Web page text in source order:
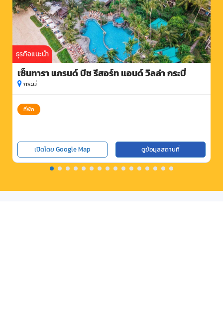
ธุรกิจแนะนำ
เซ็นทารา แกรนด์ บีช รีสอร์ท แอนด์ วิลล่า กระบี่
กระบี่
ที่พัก
เปิดโดย Google Map ดูข้อมูลสถานที่